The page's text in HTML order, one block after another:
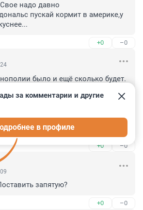
надо давно
пускай кормит в америке,у
+0 –0
было и ещё сколько будет.
то остаются за ними, как я
искать новые - а в этом
это самое главное.
+0 –0
за комментарии и другие
в профиле
запятую?
+0 –0